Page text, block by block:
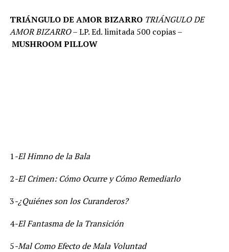
TRIÁNGULO DE AMOR BIZARRO TRIÁNGULO DE
AMOR BIZARRO– LP. Ed. limitada 500 copias –
MUSHROOM PILLOW
1-El Himno de la Bala
2-El Crimen: Cómo Ocurre y Cómo Remediarlo
3-¿Quiénes son los Curanderos?
4-El Fantasma de la Transición
5-Mal Como Efecto de Mala Voluntad